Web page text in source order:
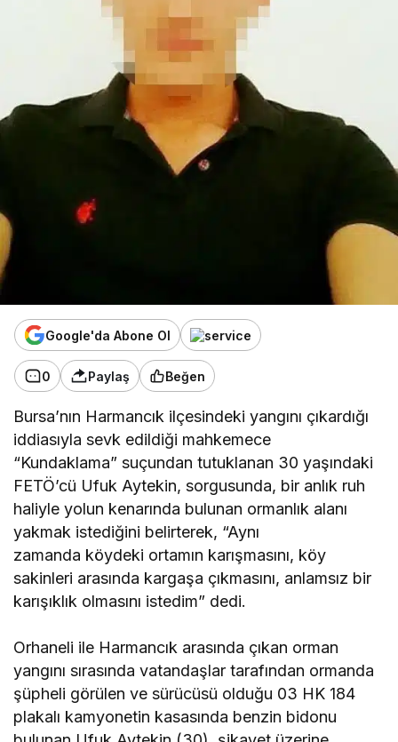
Google'da Abone Ol
0 Paylaş Beğen
Bursa’nın Harmancık ilçesindeki yangını çıkardığı
iddiasıyla sevk edildiği mahkemece
“Kundaklama” suçundan tutuklanan 30 yaşındaki
FETÖ’cü Ufuk Aytekin, sorgusunda, bir anlık ruh
haliyle yolun kenarında bulunan ormanlık alanı
yakmak istediğini belirterek, “Aynı
zamanda köydeki ortamın karışmasını, köy
sakinleri arasında kargaşa çıkmasını, anlamsız bir
karışıklık olmasını istedim” dedi.
Orhaneli ile Harmancık arasında çıkan orman
yangını sırasında vatandaşlar tarafından ormanda
şüpheli görülen ve sürücüsü olduğu 03 HK 184
plakalı kamyonetin kasasında benzin bidonu